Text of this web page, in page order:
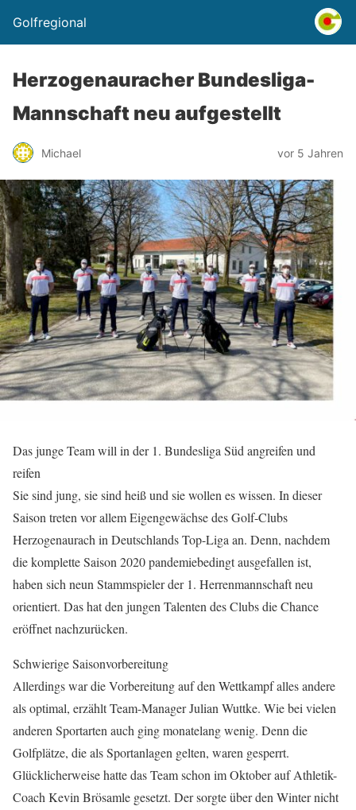
Golfregional
Herzogenauracher Bundesliga-
Mannschaft neu aufgestellt
Michael vor 5 Jahren
Das junge Team will in der 1. Bundesliga Süd angreifen und
reifen
Sie sind jung, sie sind heiß und sie wollen es wissen. In dieser
Saison treten vor allem Eigengewächse des Golf-Clubs
Herzogenaurach in Deutschlands Top-Liga an. Denn, nachdem
die komplette Saison 2020 pandemiebedingt ausgefallen ist,
haben sich neun Stammspieler der 1. Herrenmannschaft neu
orientiert. Das hat den jungen Talenten des Clubs die Chance
eröffnet nachzurücken.
Schwierige Saisonvorbereitung
Allerdings war die Vorbereitung auf den Wettkampf alles andere
als optimal, erzählt Team-Manager Julian Wuttke. Wie bei vielen
anderen Sportarten auch ging monatelang wenig. Denn die
Golfplätze, die als Sportanlagen gelten, waren gesperrt.
Glücklicherweise hatte das Team schon im Oktober auf Athletik-
Coach Kevin Brösamle gesetzt. Der sorgte über den Winter nicht